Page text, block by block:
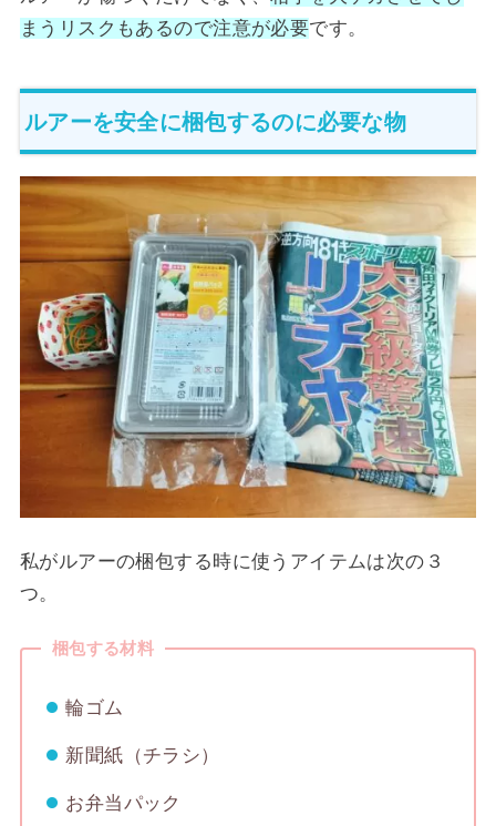
まうリスクもあるので注意が必要です。
ルアーを安全に梱包するのに必要な物
私がルアーの梱包する時に使うアイテムは次の３
つ。
梱包する材料
輪ゴム
新聞紙（チラシ）
お弁当パック